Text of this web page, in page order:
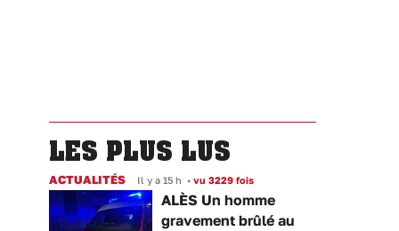
LES PLUS LUS
ACTUALITÉS Il y a 15 h • vu 3229 fois
ALÈS Un homme
gravement brûlé au